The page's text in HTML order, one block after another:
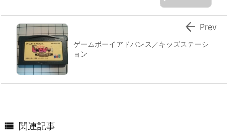
ゲームボーイアドバンス／キッズステーシ
ョン
 Prev
 関連記事